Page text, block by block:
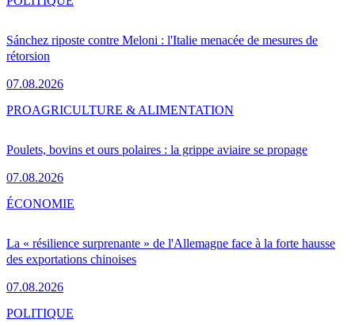
Sánchez riposte contre Meloni : l'Italie menacée de mesures de
rétorsion
07.08.2026
Poulets, bovins et ours polaires : la grippe aviaire se propage
07.08.2026
PROAGRICULTURE & ALIMENTATION
La « résilience surprenante » de l'Allemagne face à la forte hausse
des exportations chinoises
07.08.2026
ÉCONOMIE
POLITIQUE